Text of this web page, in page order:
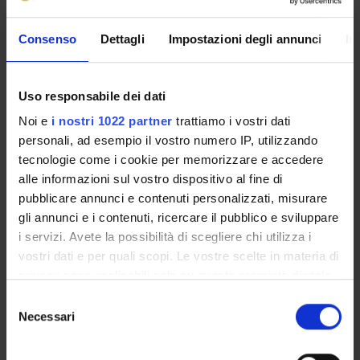
Consenso Dettagli Impostazioni degli annunci
Uso responsabile dei dati
Noi e i nostri 1022 partner trattiamo i vostri dati
personali, ad esempio il vostro numero IP, utilizzando
tecnologie come i cookie per memorizzare e accedere
alle informazioni sul vostro dispositivo al fine di
pubblicare annunci e contenuti personalizzati, misurare
gli annunci e i contenuti, ricercare il pubblico e sviluppare
i servizi. Avete la possibilità di scegliere chi utilizza i
vostri dati e per quali scopi. Le vostre scelte in materia di
modificare o revocare il proprio consenso in qualsiasi
momento dalla Dichiarazione sui cookie o facendo clic
delNecessari
Presentazione
Come iscriversi e Requisiti di ammissione
Piani didattici
Organi collegiali e di governo
Rete formativa
Servizio Studenti Internazionali
OFFERTA FORMATIVA